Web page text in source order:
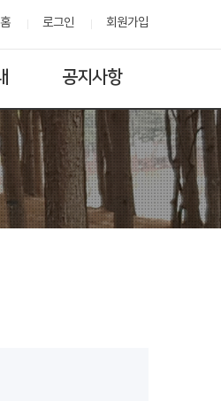
로그인 회원가입
공지사항